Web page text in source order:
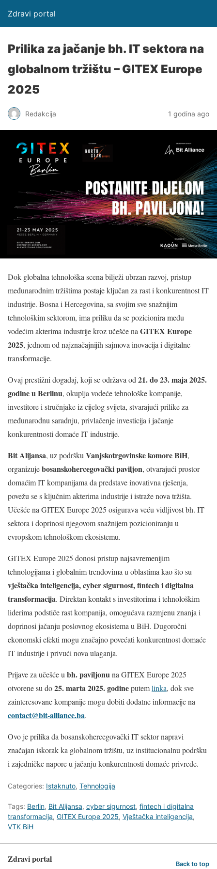
Zdravi portal
Prilika za jačanje bh. IT sektora na
globalnom tržištu – GITEX Europe
2025
Redakcija 1 godina ago
Dok globalna tehnološka scena bilježi ubrzan razvoj, pristup
međunarodnim tržištima postaje ključan za rast i konkurentnost IT
industrije. Bosna i Hercegovina, sa svojim sve snažnijim
tehnološkim sektorom, ima priliku da se pozicionira među
vodećim akterima industrije kroz učešće na GITEX Europe
2025, jednom od najznačajnijih sajmova inovacija i digitalne
transformacije.
Ovaj prestižni događaj, koji se održava od 21. do 23. maja 2025.
godine u Berlinu, okuplja vodeće tehnološke kompanije,
investitore i stručnjake iz cijelog svijeta, stvarajući prilike za
međunarodnu saradnju, privlačenje investicija i jačanje
konkurentnosti domaće IT industrije.
Bit Alijansa, uz podršku Vanjskotrgovinske komore BiH,
organizujebosanskohercegovački paviljon, otvarajući prostor
domaćim IT kompanijama da predstave inovativna rješenja,
povežu se s ključnim akterima industrije i istraže nova tržišta.
Učešće na GITEX Europe 2025 osigurava veću vidljivost bh. IT
sektora i doprinosi njegovom snažnijem pozicioniranju u
evropskom tehnološkom ekosistemu.
GITEX Europe 2025 donosi pristup najsavremenijim
tehnologijama i globalnim trendovima u oblastima kao što su
vještačka inteligencija, cyber sigurnost, fintech i digitalna
transformacija. Direktan kontakt s investitorima i tehnološkim
liderima podstiče rast kompanija, omogućava razmjenu znanja i
doprinosi jačanju poslovnog ekosistema u BiH. Dugoročni
ekonomski efekti mogu značajno povećati konkurentnost domaće
IT industrije i privući nova ulaganja.
Prijave za učešće u bh. paviljonuna GITEX Europe 2025
otvorene su do25. marta 2025. godineputemlinka, dok sve
zainteresovane kompanije mogu dobiti dodatne informacije na
contact@bit-alliance.ba.
Ovo je prilika da bosanskohercegovački IT sektor napravi
značajan iskorak ka globalnom tržištu, uz institucionalnu podršku
i zajedničke napore u jačanju konkurentnosti domaće privrede.
Categories: Istaknuto, Tehnologija
Tags: Berlin, Bit Alijansa, cyber sigurnost, fintech i digitalna
transformacija, GITEX Europe 2025, Vještačka inteligencija,
VTK BiH
Zdravi portal Back to top